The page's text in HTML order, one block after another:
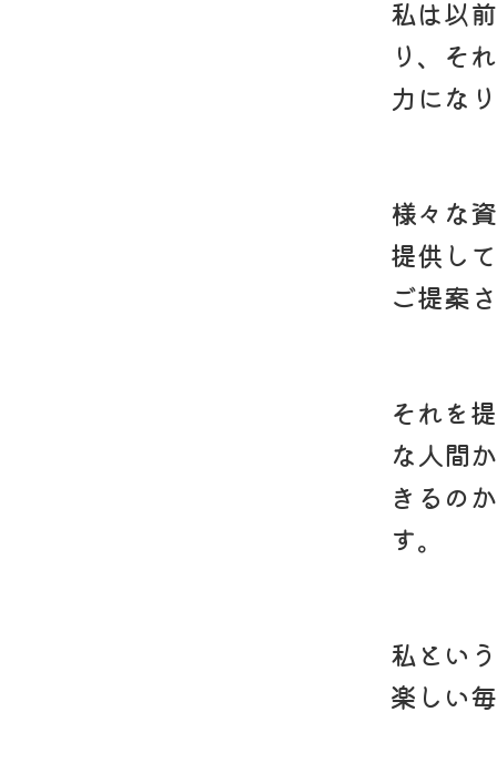
私は以
り、そ
力にな
様々な
提供し
ご提案
それを
な人間
きるの
す。
私とい
楽しい